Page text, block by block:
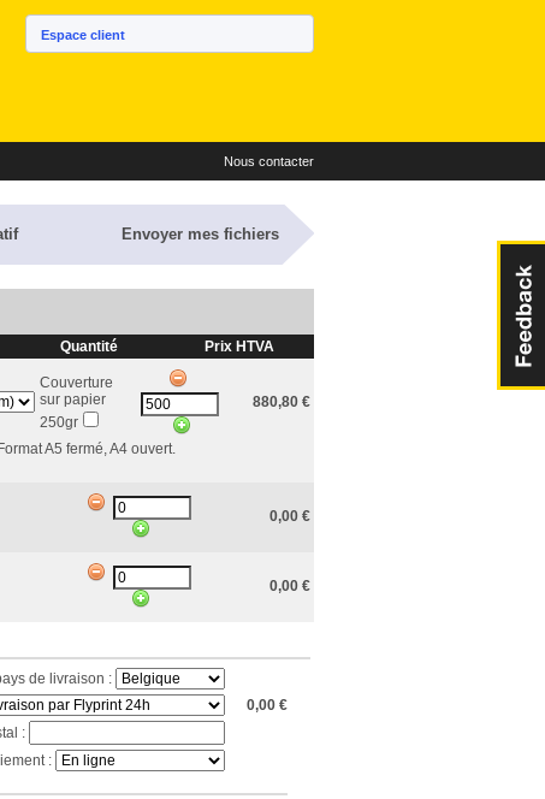
Espace client
Nous contacter
Envoyer mes fichiers
Quantité Prix HTVA
Couverture
sur papier
250gr
880,80 €
A5 fermé, A4 ouvert.
0,00 €
0,00 €
de livraison :
0,00 €
:
: